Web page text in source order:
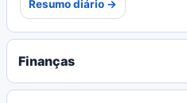
Resumo diário →
Finanças